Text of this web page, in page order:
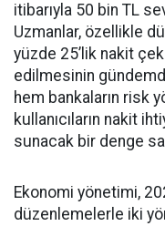
itibarıyla 50 bin TL
Uzmanlar, özellikle
yüzde 25’lik nakit
edilmesinin
hem bankaların risk
kullanıcıların nakit
sunacak bir denge
Ekonomi yönetimi,
düzenlemelerle iki